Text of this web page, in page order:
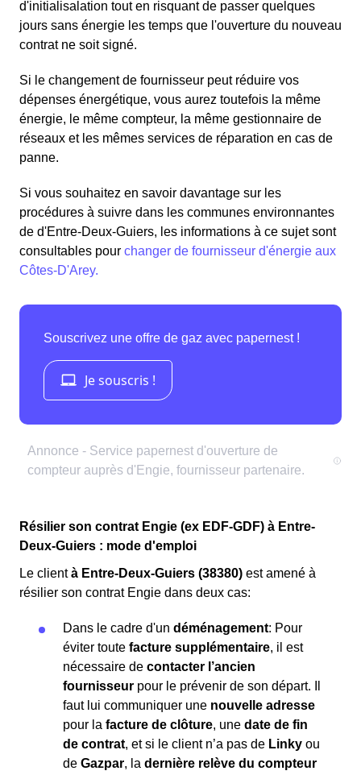
d'initialisalation tout en risquant de passer quelques
jours sans énergie les temps que l'ouverture du nouveau
contrat ne soit signé.
Si le changement de fournisseur peut réduire vos
dépenses énergétique, vous aurez toutefois la même
énergie, le même compteur, la même gestionnaire de
réseaux et les mêmes services de réparation en cas de
panne.
Si vous souhaitez en savoir davantage sur les
procédures à suivre dans les communes environnantes
de d'Entre-Deux-Guiers, les informations à ce sujet sont
consultables pour changer de fournisseur d'énergie aux
Côtes-D'Arey.
Résilier son contrat Engie (ex EDF-GDF) à Entre-
Deux-Guiers : mode d'emploi
Le clientà Entre-Deux-Guiers (38380) est amené à
résilier son contrat Engie dans deux cas:
Dans le cadre d'un déménagement: Pour
éviter toute facture supplémentaire, il est
nécessaire de contacter l’ancien
fournisseur pour le prévenir de son départ. Il
faut lui communiquer une nouvelle adresse
pour la facture de clôture, une date de fin
de contrat, et si le client n’a pas de Linky ou
de Gazpar, la dernière relève du compteur